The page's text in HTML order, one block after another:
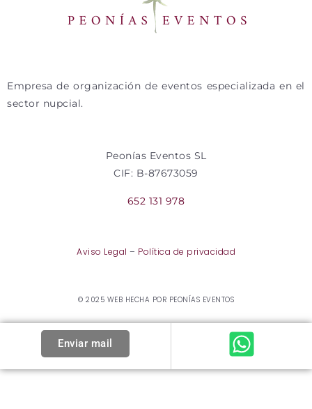
Empresa de organización de eventos especializada en el
sector nupcial.
Peonías Eventos SL
CIF: B-87673059
652 131 978
Aviso Legal – Política de privacidad
© 2025 WEB HECHA POR PEONÍAS EVENTOS
Enviar mail